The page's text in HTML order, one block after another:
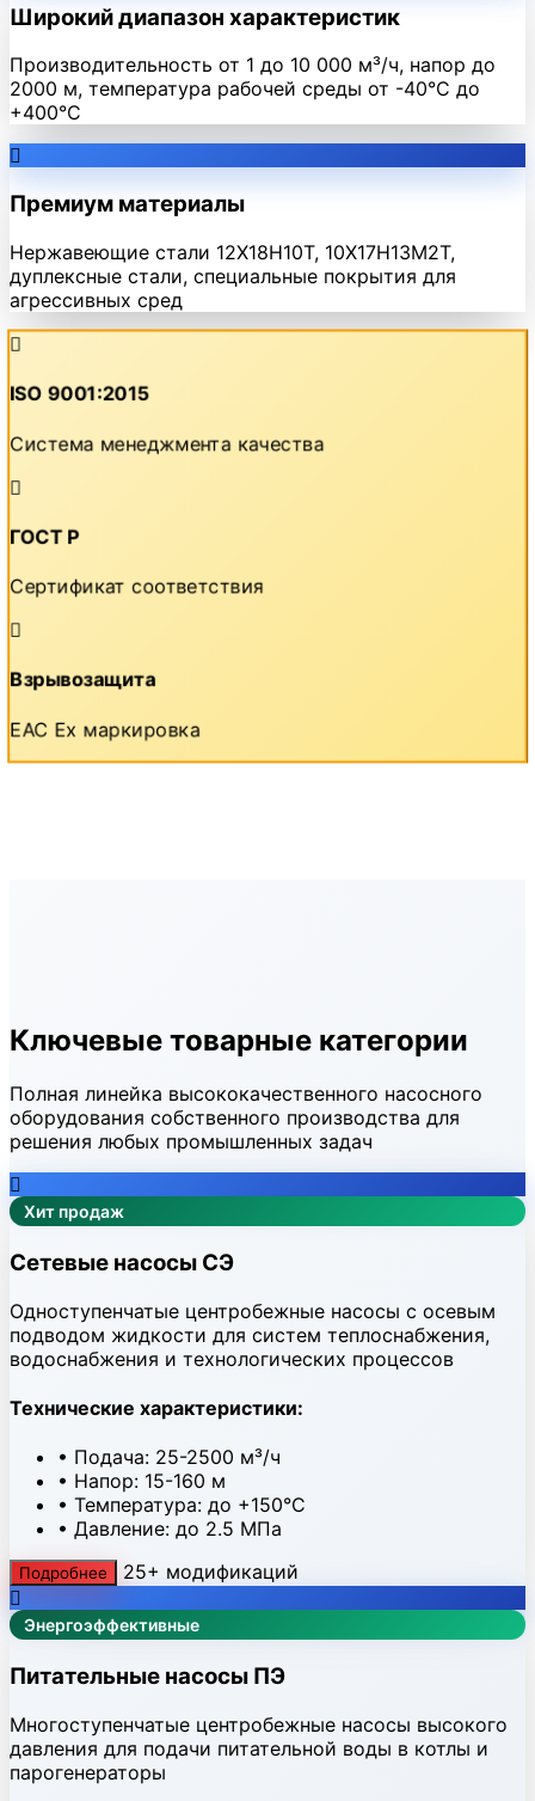
Широкий диапазон характеристик
Производительность от 1 до 10 000 м³/ч, напор до
2000 м, температура рабочей среды от -40°C до
+400°C
Премиум материалы
Нержавеющие стали 12Х18Н10Т, 10Х17Н13М2Т,
дуплексные стали, специальные покрытия для
агрессивных сред
ISO 9001:2015
Система менеджмента качества
ГОСТ Р
Сертификат соответствия
Взрывозащита
EAC Ex маркировка
Ключевые товарные категории
Полная линейка высококачественного насосного
оборудования собственного производства для
решения любых промышленных задач
Хит продаж
Сетевые насосы СЭ
Одноступенчатые центробежные насосы с осевым
подводом жидкости для систем теплоснабжения,
водоснабжения и технологических процессов
Технические характеристики:
• Подача: 25-2500 м³/ч
• Напор: 15-160 м
• Температура: до +150°C
• Давление: до 2.5 МПа
Подробнее 25+ модификаций
Энергоэффективные
Питательные насосы ПЭ
Многоступенчатые центробежные насосы высокого
давления для подачи питательной воды в котлы и
парогенераторы